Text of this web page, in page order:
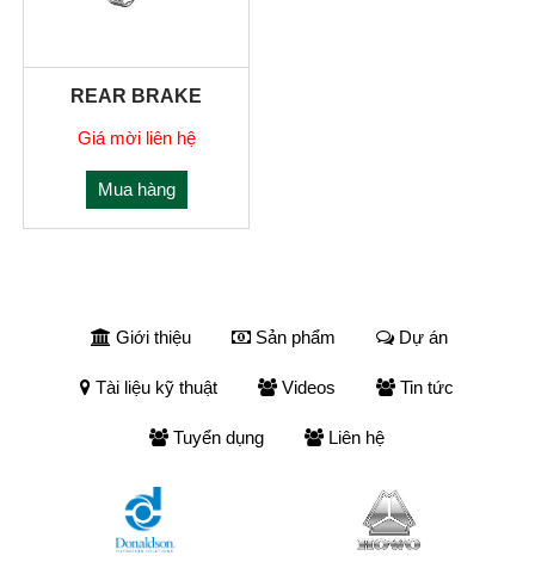
REAR BRAKE
Giá mời liên hệ
Mua hàng
Giới thiệu Sản phẩm Dự án
Tài liệu kỹ thuật Videos Tin tức
Tuyển dụng Liên hệ